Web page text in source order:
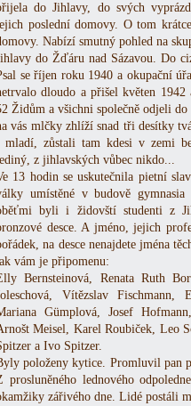
do Jihlavy, do svých
poslední domovy. O tom
Nabízí smutný pohled na
do Žďáru nad Sázavou. Do
se říjen roku 1940 a okupační
dloudo a přišel květen
Židům a všichni společně odjeli
vás mlčky zhlíží snad tři desítky
zůstali tam kdesi v zemi
z jihlavských vůbec nikdo...
13 hodin se uskutečnila pietní
umístěné v budově
byli i židovští studenti z
desce. A jméno, jejich
na desce nenajdete jména
vám je připomenu:
Bernsteinová, Renata Ruth
Vítězslav Fischmann,
Gümplová, Josef
Meisel, Karel Roubiček, Leo
a Ivo Spitzer.
položeny kytice. Promluvil pan
prosluněného lednového
zářivého dne. Lidé postáli